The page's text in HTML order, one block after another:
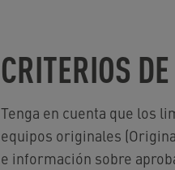
CRITERIOS
Tenga en cuenta que los
equipos originales
e información sobre